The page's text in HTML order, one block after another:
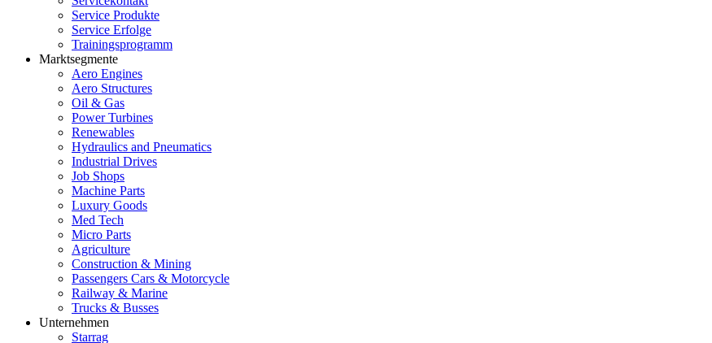
Service Produkte
Service Erfolge
Trainingsprogramm
Marktsegmente
Aero Engines
Aero Structures
Oil & Gas
Power Turbines
Renewables
Hydraulics and Pneumatics
Industrial Drives
Job Shops
Machine Parts
Luxury Goods
Med Tech
Micro Parts
Agriculture
Construction & Mining
Passengers Cars & Motorcycle
Railway & Marine
Trucks & Busses
Unternehmen
Starrag